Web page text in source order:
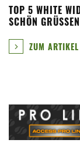
TOP 5 WHITE
CHÖN GRÜSSEN
ZUM ARTIKEL